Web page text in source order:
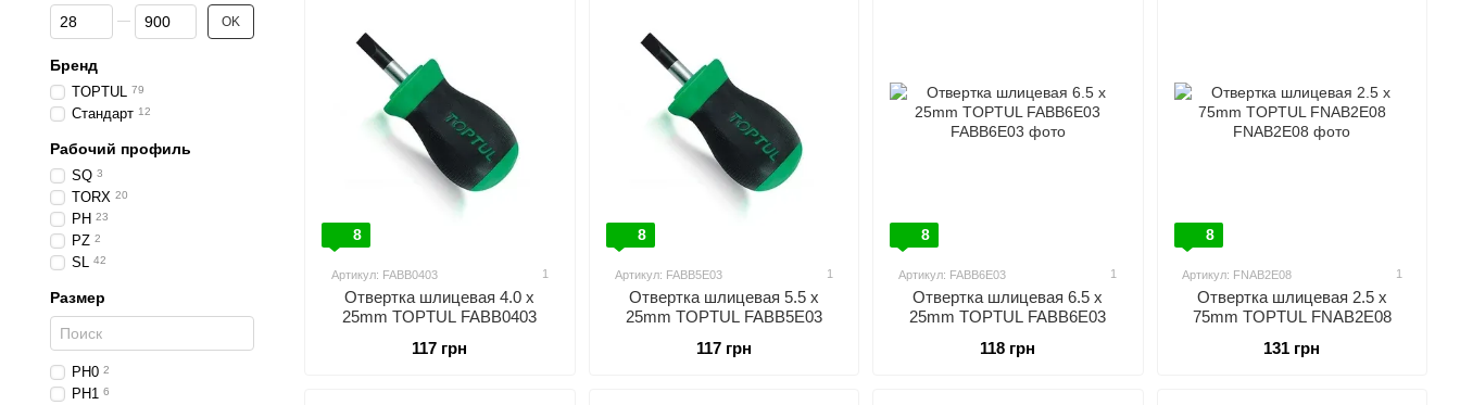
8
Артикул: FABB0403 1
Отвертка шлицевая 4.0 x
25mm TOPTUL FABB0403
117 грн
8
Артикул: FABB5E03 1
Отвертка шлицевая 5.5 x
25mm TOPTUL FABB5E03
117 грн
8
Артикул: FABB6E03 1
Отвертка шлицевая 6.5 x
25mm TOPTUL FABB6E03
118 грн
8
Артикул: FNAB2E08 1
Отвертка шлицевая 2.5 x
75mm TOPTUL FNAB2E08
131 грн
От Цена, грн
До Цена, грн OK
Бренд
TOPTUL 79
Стандарт 12
Рабочий профиль
SQ 3
TORX 20
PH 23
PZ 2
SL 42
Размер
PH0 2
PH1 6